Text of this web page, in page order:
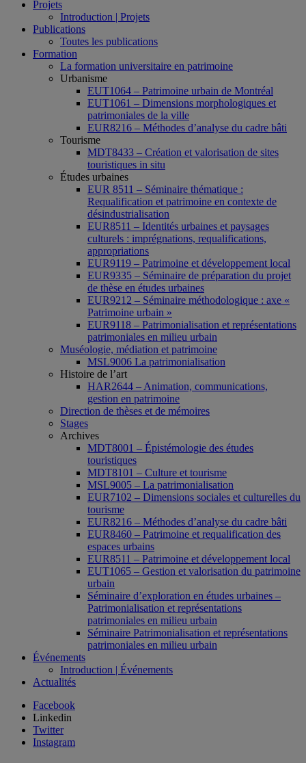
Projets
Introduction | Projets
Publications
Toutes les publications
Formation
La formation universitaire en patrimoine
Urbanisme
EUT1064 – Patrimoine urbain de Montréal
EUT1061 – Dimensions morphologiques et
patrimoniales de la ville
EUR8216 – Méthodes d’analyse du cadre bâti
Tourisme
MDT8433 – Création et valorisation de sites
touristiques in situ
Études urbaines
EUR 8511 – Séminaire thématique :
Requalification et patrimoine en contexte de
désindustrialisation
EUR8511 – Identités urbaines et paysages
culturels : imprégnations, requalifications,
appropriations
EUR9119 – Patrimoine et développement local
EUR9335 – Séminaire de préparation du projet
de thèse en études urbaines
EUR9212 – Séminaire méthodologique : axe «
Patrimoine urbain »
EUR9118 – Patrimonialisation et représentations
patrimoniales en milieu urbain
Muséologie, médiation et patrimoine
MSL9006 La patrimonialisation
Histoire de l’art
HAR2644 – Animation, communications,
gestion en patrimoine
Direction de thèses et de mémoires
Stages
Archives
MDT8001 – Épistémologie des études
touristiques
MDT8101 – Culture et tourisme
MSL9005 – La patrimonialisation
EUR7102 – Dimensions sociales et culturelles du
tourisme
EUR8216 – Méthodes d’analyse du cadre bâti
EUR8460 – Patrimoine et requalification des
espaces urbains
EUR8511 – Patrimoine et développement local
EUT1065 – Gestion et valorisation du patrimoine
urbain
Séminaire d’exploration en études urbaines –
Patrimonialisation et représentations
patrimoniales en milieu urbain
Séminaire Patrimonialisation et représentations
patrimoniales en milieu urbain
Événements
Introduction | Événements
Actualités
Facebook
Linkedin
Twitter
Instagram